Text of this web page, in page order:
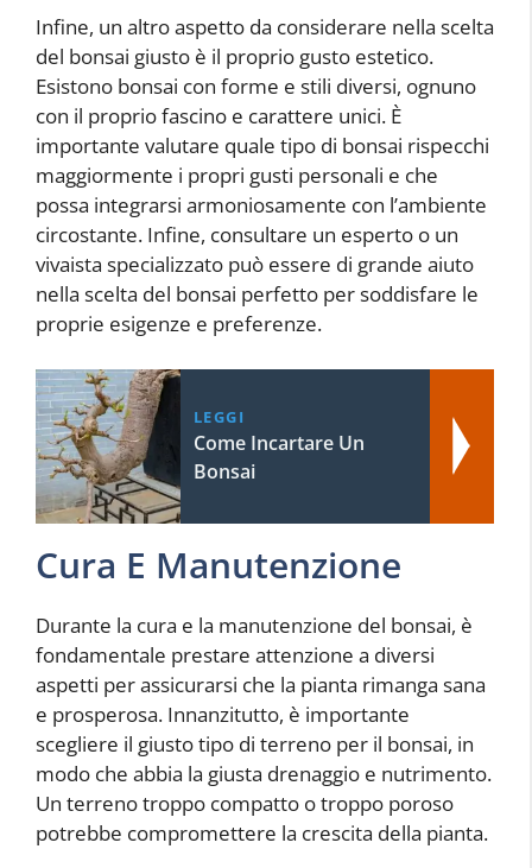
Infine, un altro aspetto da considerare nella scelta
del bonsai giusto è il proprio gusto estetico.
Esistono bonsai con forme e stili diversi, ognuno
con il proprio fascino e carattere unici. È
importante valutare quale tipo di bonsai rispecchi
maggiormente i propri gusti personali e che
possa integrarsi armoniosamente con l’ambiente
circostante. Infine, consultare un esperto o un
vivaista specializzato può essere di grande aiuto
nella scelta del bonsai perfetto per soddisfare le
proprie esigenze e preferenze.
LEGGI
Come Incartare Un
Bonsai
Cura E Manutenzione
Durante la cura e la manutenzione del bonsai, è
fondamentale prestare attenzione a diversi
aspetti per assicurarsi che la pianta rimanga sana
e prosperosa. Innanzitutto, è importante
scegliere il giusto tipo di terreno per il bonsai, in
modo che abbia la giusta drenaggio e nutrimento.
Un terreno troppo compatto o troppo poroso
potrebbe compromettere la crescita della pianta.